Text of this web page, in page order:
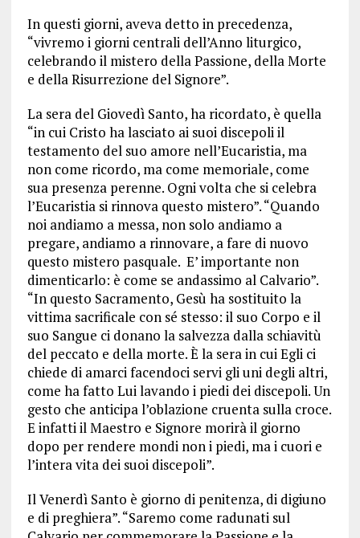
In questi giorni, aveva detto in precedenza,
“vivremo i giorni centrali dell’Anno liturgico,
celebrando il mistero della Passione, della Morte
e della Risurrezione del Signore”.
La sera del Giovedì Santo, ha ricordato, è quella
“in cui Cristo ha lasciato ai suoi discepoli il
testamento del suo amore nell’Eucaristia, ma
non come ricordo, ma come memoriale, come
sua presenza perenne. Ogni volta che si celebra
l’Eucaristia si rinnova questo mistero”. “Quando
noi andiamo a messa, non solo andiamo a
pregare, andiamo a rinnovare, a fare di nuovo
questo mistero pasquale. E’ importante non
dimenticarlo: è come se andassimo al Calvario”.
“In questo Sacramento, Gesù ha sostituito la
vittima sacrificale con sé stesso: il suo Corpo e il
suo Sangue ci donano la salvezza dalla schiavitù
del peccato e della morte. È la sera in cui Egli ci
chiede di amarci facendoci servi gli uni degli altri,
come ha fatto Lui lavando i piedi dei discepoli. Un
gesto che anticipa l’oblazione cruenta sulla croce.
E infatti il Maestro e Signore morirà il giorno
dopo per rendere mondi non i piedi, ma i cuori e
l’intera vita dei suoi discepoli”.
Il Venerdì Santo è giorno di penitenza, di digiuno
e di preghiera”. “Saremo come radunati sul